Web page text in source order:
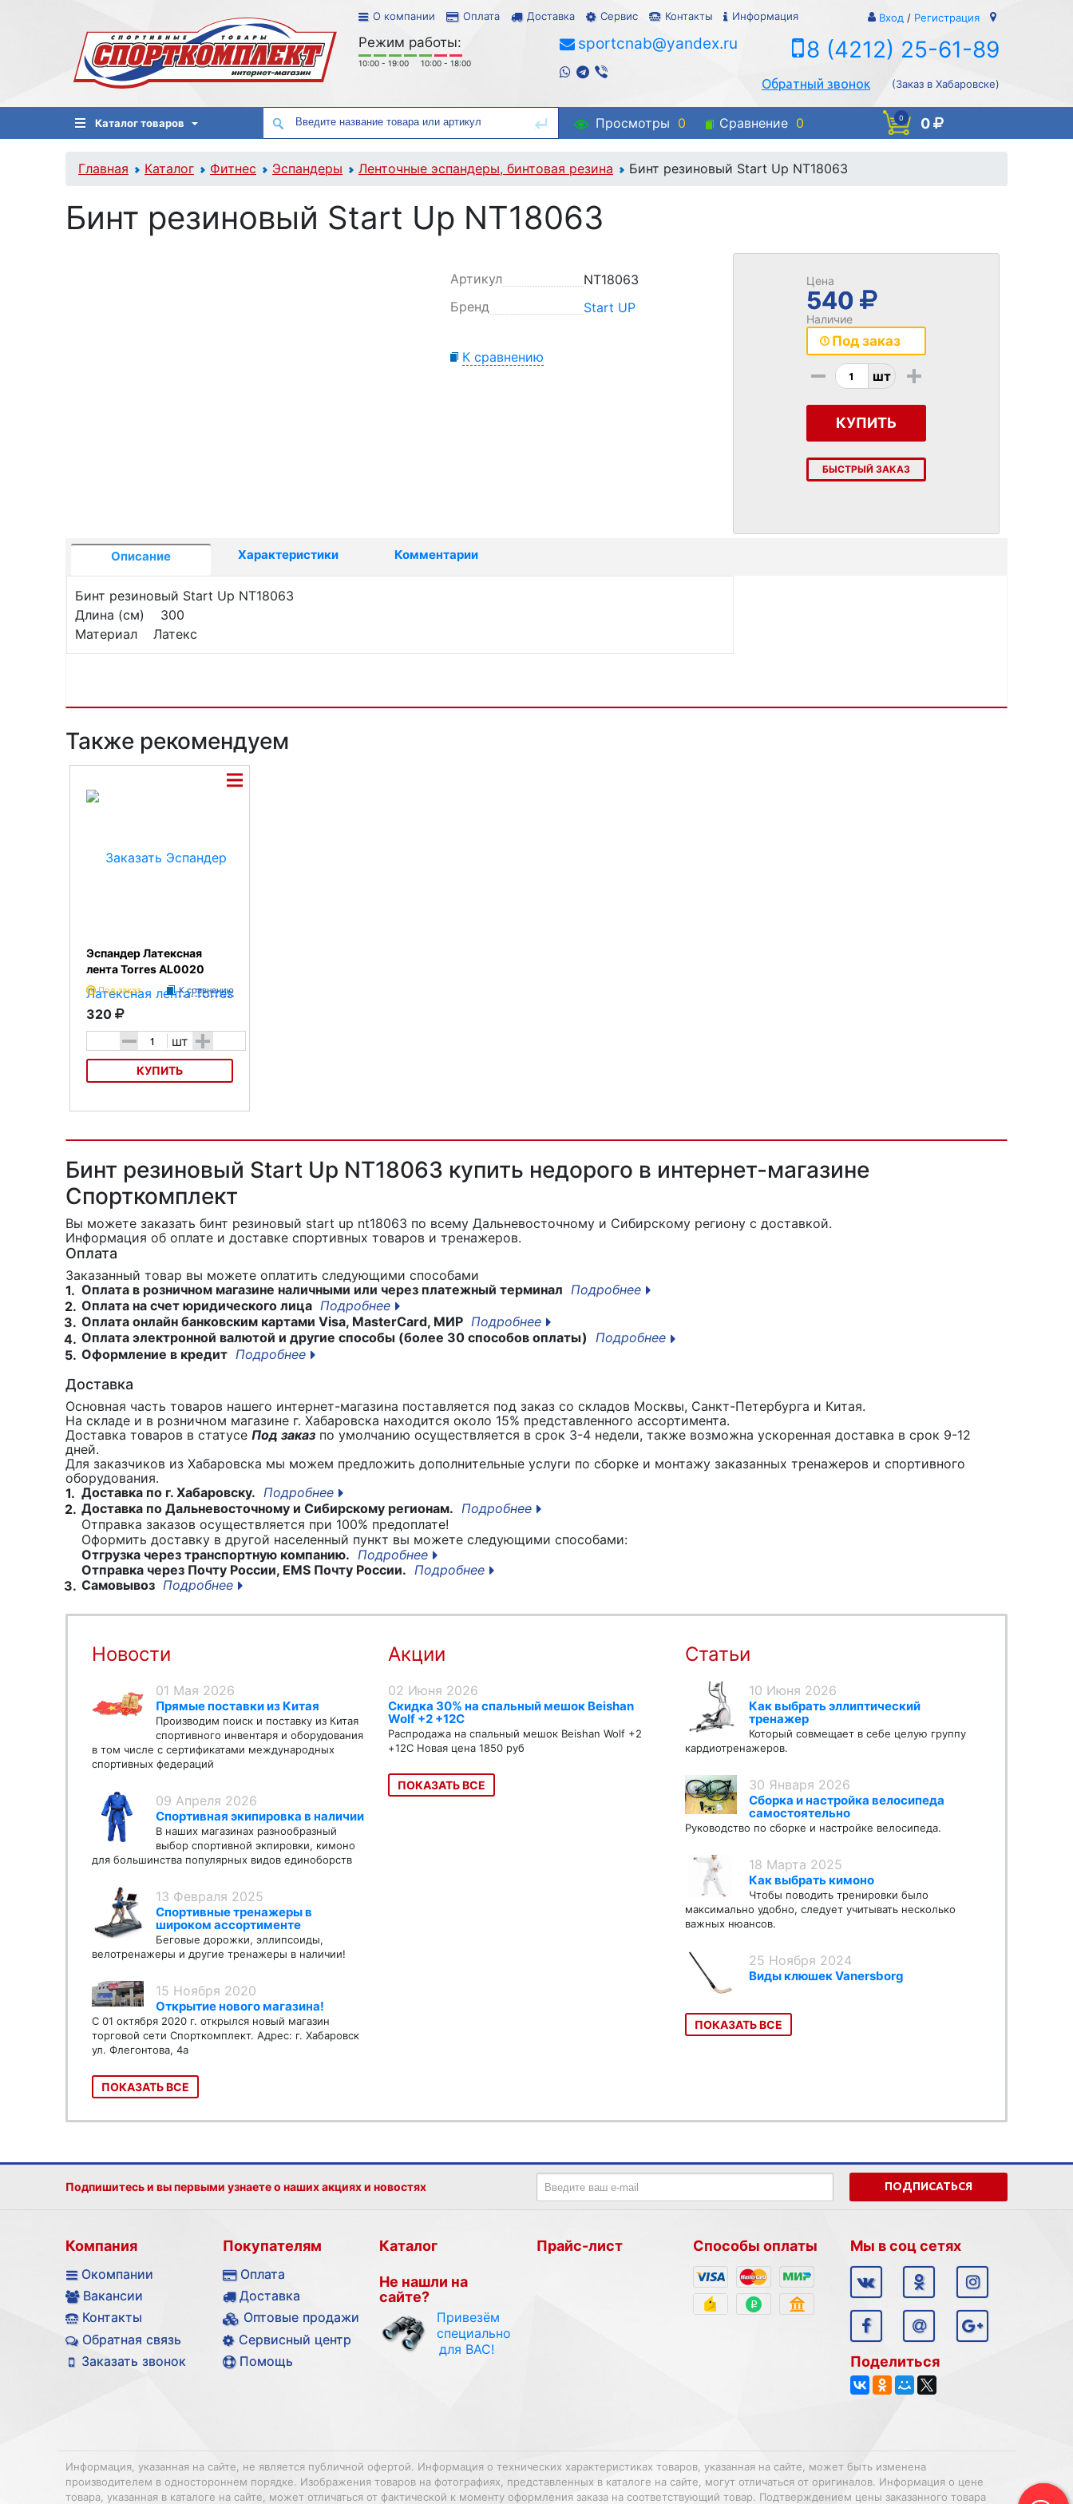
О компании Оплата Доставка Сервис Контакты Информация Вход / Регистрация
Режим работы:
10:00 - 19:00 10:00 - 18:00
sportcnab@yandex.ru 8 (4212) 25-61-89
Обратный звонок (Заказ в Хабаровске)
Каталог товаров Просмотры 0 Сравнение 0 0 0
Главная Каталог Фитнес Эспандеры Ленточные эспандеры, бинтовая резина Бинт резиновый Start Up NT18063
Бинт резиновый Start Up NT18063
Артикул
NT18063
Бренд
Start UP
К сравнению
Цена
540
Наличие
Под заказ
- шт +
КУПИТЬ
БЫСТРЫЙ ЗАКАЗ
Описание Характеристики Комментарии
Бинт резиновый Start Up NT18063
Длина (см) 300
Материал Латекс
Также рекомендуем
Эспандер Латексная
лента Torres AL0020
Под заказ К сравнению
320
- шт +
КУПИТЬ
Бинт резиновый Start Up NT18063 купить недорого в интернет-магазине
Спорткомплект
Вы можете заказать бинт резиновый start up nt18063 по всему Дальневосточному и Сибирскому региону с доставкой.
Информация об оплате и доставке спортивных товаров и тренажеров.
Оплата
Заказанный товар вы можете оплатить следующими способами
1. Оплата в розничном магазине наличными или через платежный терминал Подробнее
2. Оплата на счет юридического лица Подробнее
3. Оплата онлайн банковским картами Visa, MasterCard, МИР Подробнее
4. Оплата электронной валютой и другие способы (более 30 способов оплаты) Подробнее
5. Оформление в кредит Подробнее
Доставка
Основная часть товаров нашего интернет-магазина поставляется под заказ со складов Москвы, Санкт-Петербурга и Китая.
На складе и в розничном магазине г. Хабаровска находится около 15% представленного ассортимента.
Доставка товаров в статусе Под заказ по умолчанию осуществляется в срок 3-4 недели, также возможна ускоренная доставка в срок 9-12
дней.
Для заказчиков из Хабаровска мы можем предложить дополнительные услуги по сборке и монтажу заказанных тренажеров и спортивного
оборудования.
1. Доставка по г. Хабаровску. Подробнее
2. Доставка по Дальневосточному и Сибирскому регионам. Подробнее
Отправка заказов осуществляется при 100% предоплате!
Оформить доставку в другой населенный пункт вы можете следующими способами:
Отгрузка через транспортную компанию. Подробнее
Отправка через Почту России, EMS Почту России. Подробнее
3. Самовывоз Подробнее
Новости
01 Мая 2026
Прямые поставки из Китая
Производим поиск и поставку из Китая
спортивного инвентаря и оборудования
в том числе с сертификатами международных
спортивных федераций
09 Апреля 2026
Спортивная экипировка в наличии
В наших магазинах разнообразный
выбор спортивной экпировки, кимоно
для большинства популярных видов единоборств
13 Февраля 2025
Спортивные тренажеры в
широком ассортименте
Беговые дорожки, эллипсоиды,
велотренажеры и другие тренажеры в наличии!
15 Ноября 2020
Открытие нового магазина!
С 01 октября 2020 г. открылся новый магазин
торговой сети Спорткомплект. Адрес: г. Хабаровск
ул. Флегонтова, 4а
ПОКАЗАТЬ ВСЕ
Акции
02 Июня 2026
Скидка 30% на спальный мешок Beishan
Wolf +2 +12C
Распродажа на спальный мешок Beishan Wolf +2
+12C Новая цена 1850 руб
ПОКАЗАТЬ ВСЕ
Статьи
10 Июня 2026
Как выбрать эллиптический
тренажер
Который совмещает в себе целую группу
кардиотренажеров.
30 Января 2026
Сборка и настройка велосипеда
самостоятельно
Руководство по сборке и настройке велосипеда.
18 Марта 2025
Как выбрать кимоно
Чтобы поводить тренировки было
максимально удобно, следует учитывать несколько
важных нюансов.
25 Ноября 2024
Виды клюшек Vanersborg
ПОКАЗАТЬ ВСЕ
Подпишитесь и вы первыми узнаете о наших акциях и новостях ПОДПИСАТЬСЯ
Компания
Окомпании
Вакансии
Контакты
Обратная связь
Заказать звонок
Покупателям
Оплата
Доставка
Оптовые продажи
Сервисный центр
Помощь
Каталог
Не нашли на
сайте?
Привезём
специально
для ВАС!
Прайс-лист Способы оплаты Мы в соц сетях
Поделиться
Информация, указанная на сайте, не является публичной офертой. Информация о технических характеристиках товаров, указанная на сайте, может быть изменена
производителем в одностороннем порядке. Изображения товаров на фотографиях, представленных в каталоге на сайте, могут отличаться от оригиналов. Информация о цене
товара, указанная в каталоге на сайте, может отличаться от фактической к моменту оформления заказа на соответствующий товар. Подтверждением цены заказанного товара